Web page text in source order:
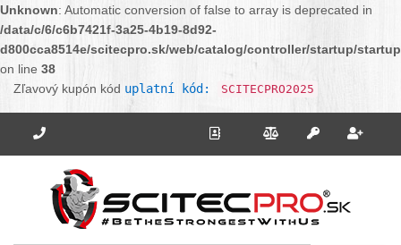
Unknown: Automatic conversion of false to array is deprecated in
/data/c/6/c6b7421f-3a25-4b19-8d92-
d800cca8514e/scitecpro.sk/web/catalog/controller/startup/
on line 38
Zľavový kupón kód uplatní kód: SCITECPRO2025
Potrebujete poradiť? Zavolajte nám. Kontakt Porovnanie
Prihlásiť sa